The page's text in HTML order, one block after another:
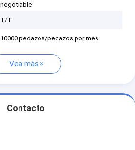
negotiable
T/T
10000 pedazos/pedazos por mes
Vea más
Contacto